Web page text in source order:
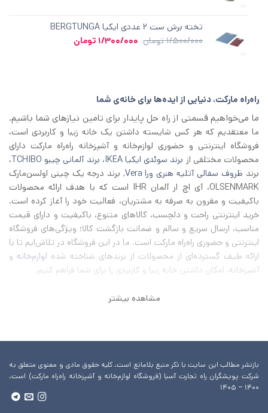
تخته برش ست ۲ عددی ایکیا BERGTUNGA
1/500/000 تومان قیمت
1/300/000 تومان
راه‌راه مارکت، دنیایی از ایده‌ها برای خانه‌ی شما
ما می‌خواهیم قسمتی از راه حل پایدار برای تامین نیازهای شما باشیم.
ما معتقدیم که هر کس شایسته داشتن یک خانه زیبا و کاربردی است،
فروشگاه اینترنتی و حضوری لوازم‌خانه و آشپزخانه راه‌راه مارکت دارای
محصولات مختلفی از برند سوئدی ایکیا IKEA ، برند آلمانی چیبو TCHIBO
،
برند ظروف سفالی آتلیه هنری ورا Vera
, برند درجه یک چینی اولسن‌مارک
OLSENMARK، آی اچ‌ ار آلمان IHR است که با هدف ارائه محصولات
باکیفیت و مقرون به صرفه به مشتریان، فعالیت خود را آغاز کرده است.
خرید اینترنتی راحت و دلچسب، کالاهای متنوع، باکیفیت و دارای قیمت
مناسب، ارسال سریع و سالم و ضمانت بازگشت کالا؛ ویژگی‌های فروشگاه
اینترنتی و حضوری راه‌راه مارکت است. ما در این فروشگاه در تلاش‌ایم تا با
ارائه طیف گسترده‌ای از محصولات از برند‌های شناخته شده لوازم‌خانه و
آشپزخانه، امکان داشتن خانه زیبا و کاربردی را برای شما فراهم کنیم.
مشاهده بیشتر
بازنشر مطالب این سایت با ذکر منبع بلامانع است. کلیه حقوق مادی و معنوی متعلق به
شرکت پویشگران راه تجارت آسیا (فروشگاه لوازم‌خانه و آشپزخانه راه‌راه مارکت) است.
۱۴۰۰ – ۱۴۰۵